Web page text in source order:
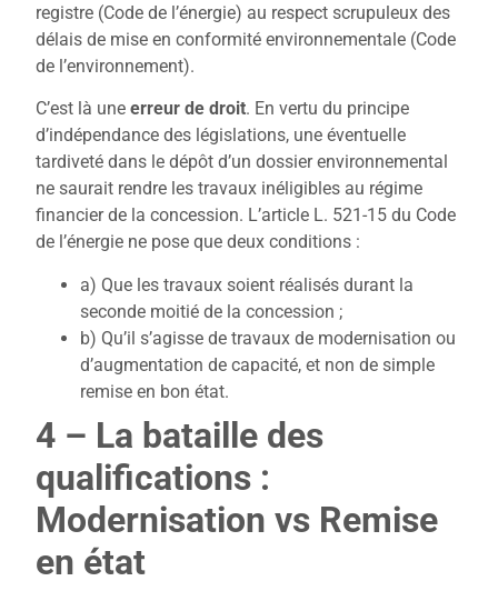
registre (Code de l’énergie) au respect scrupuleux des
délais de mise en conformité environnementale (Code
de l’environnement).
C’est là uneerreur de droit. En vertu du principe
d’indépendance des législations, une éventuelle
tardiveté dans le dépôt d’un dossier environnemental
ne saurait rendre les travaux inéligibles au régime
financier de la concession. L’article L. 521-15 du Code
de l’énergie ne pose que deux conditions :
a) Que les travaux soient réalisés durant la
seconde moitié de la concession ;
b) Qu’il s’agisse de travaux de modernisation ou
d’augmentation de capacité, et non de simple
remise en bon état.
4 – La bataille des
qualifications :
Modernisation vs Remise
en état